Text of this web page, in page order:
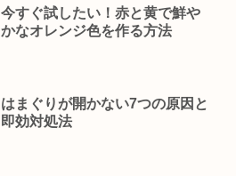
今すぐ試したい！赤と黄で鮮や
かなオレンジ色を作る方法
はまぐりが開かない7つの原因と
即効対処法